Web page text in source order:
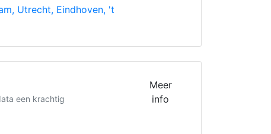
Utrecht, Eindhoven, 't
een krachtig
Meer
info